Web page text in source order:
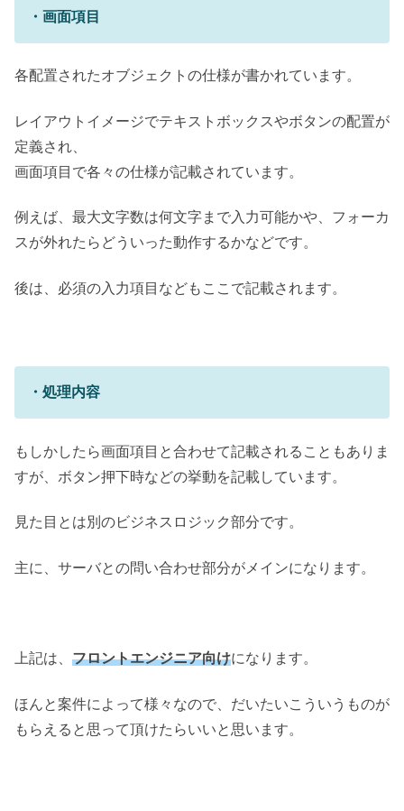
・画面項目
各配置されたオブジェクトの仕様が書かれています。
レイアウトイメージでテキストボックスやボタンの配置が
定義され、
画面項目で各々の仕様が記載されています。
例えば、最大文字数は何文字まで入力可能かや、フォーカ
スが外れたらどういった動作するかなどです。
後は、必須の入力項目などもここで記載されます。
・処理内容
もしかしたら画面項目と合わせて記載されることもありま
すが、ボタン押下時などの挙動を記載しています。
見た目とは別のビジネスロジック部分です。
主に、サーバとの問い合わせ部分がメインになります。
上記は、 フロントエンジニア向けになります。
ほんと案件によって様々なので、だいたいこういうものが
もらえると思って頂けたらいいと思います。